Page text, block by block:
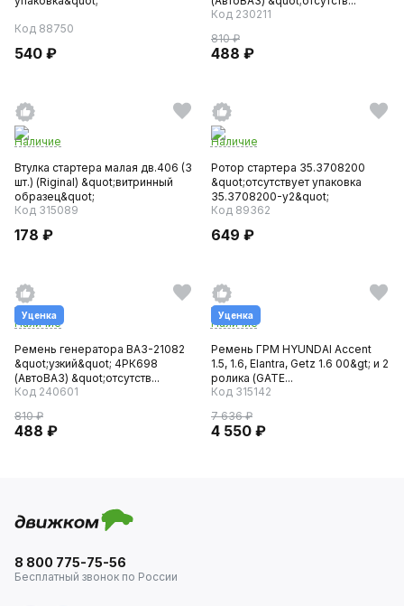
Код 88750
540 ₽
Код 230211
810 ₽
488 ₽
Наличие
Втулка стартера малая дв.406 (3
шт.) (Riginal) &quot;витринный
образец&quot;
Код 315089
178 ₽
Наличие
Ротор стартера 35.3708200
&quot;отсутствует упаковка
35.3708200-у2&quot;
Код 89362
649 ₽
Уценка
Наличие
Ремень генератора ВАЗ-21082
&quot;узкий&quot; 4РК698
(АвтоВАЗ) &quot;отсутств...
Код 240601
810 ₽
488 ₽
Уценка
Наличие
Ремень ГРМ HYUNDAI Accent
1.5, 1.6, Elantra, Getz 1.6 00&gt; и 2
ролика (GATE...
Код 315142
7 636 ₽
4 550 ₽
8 800 775-75-56
Бесплатный звонок по России